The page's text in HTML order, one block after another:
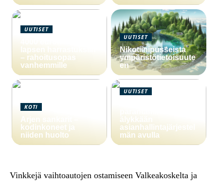
UUTISET
lapsen harrastuksiin
– rahoitusopas
vanhemmille
UUTISET
Nikotiinipusseista
ympäristötietoisuute
en
KOTI
Arjen sankarit –
kodinkoneet ja
niiden huolto
UUTISET
älykkään
asianhallintajärjestel
män avulla
Vinkkejä vaihtoautojen ostamiseen Valkeakoskelta ja